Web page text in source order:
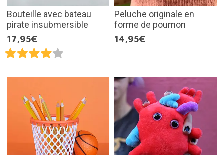
Bouteille avec bateau
pirate insubmersible
17,95€
Peluche originale en
forme de poumon
14,95€